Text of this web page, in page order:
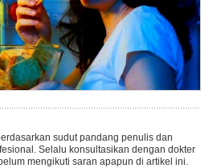
sudut pandang penulis dan
Selalu konsultasikan dengan dokter
mengikuti saran apapun di artikel ini.